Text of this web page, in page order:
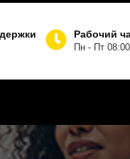
Рабочий
Пн - Пт